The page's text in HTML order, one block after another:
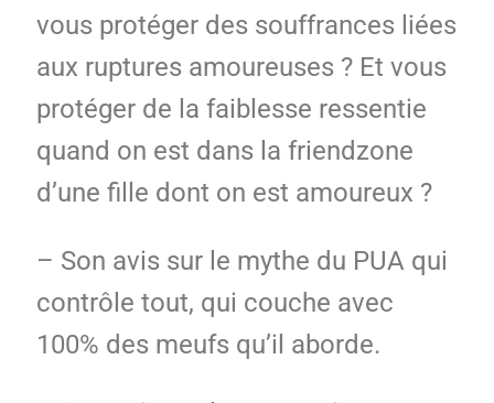
vous protéger des souffrances liées
aux ruptures amoureuses ? Et vous
protéger de la faiblesse ressentie
quand on est dans la friendzone
d’une fille dont on est amoureux ?
– Son avis sur le mythe du PUA qui
contrôle tout, qui couche avec
100% des meufs qu’il aborde.